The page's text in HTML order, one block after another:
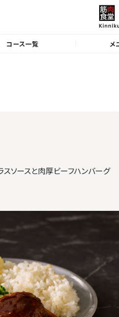
コース一覧 メ
スソースと肉厚ビーフハンバーグ